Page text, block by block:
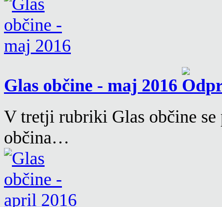
Glas občine - maj 2016
V tretji rubriki Glas občine
občina…